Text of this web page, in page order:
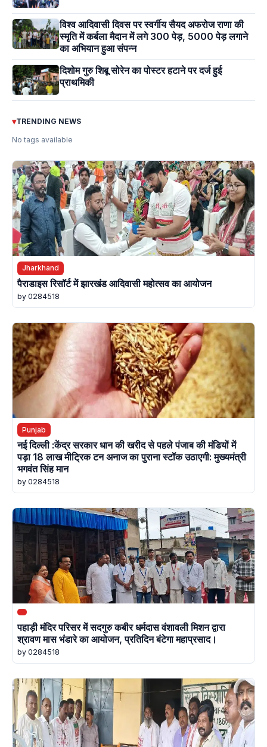
विश्व आदिवासी दिवस पर स्वर्गीय सैयद अफरोज राणा की
स्मृति में कर्बला मैदान में लगे 300 पेड़, 5000 पेड़ लगाने
का अभियान हुआ संपन्न
दिशोम गुरु शिबू सोरेन का पोस्टर हटाने पर दर्ज हुई
प्राथमिकी
▾TRENDING NEWS
No tags available
Jharkhand
पैराडाइस रिसॉर्ट में झारखंड आदिवासी महोत्सव का आयोजन
by 0284518
Punjab
नई दिल्ली :केंद्र सरकार धान की खरीद से पहले पंजाब की मंडियों में
पड़ा 18 लाख मीट्रिक टन अनाज का पुराना स्टॉक उठाएगी: मुख्यमंत्री
भगवंत सिंह मान
by 0284518
पहाड़ी मंदिर परिसर में सदगुरु कबीर धर्मदास वंशावली मिशन द्वारा
श्रावण मास भंडारे का आयोजन, प्रतिदिन बंटेगा महाप्रसाद।
by 0284518